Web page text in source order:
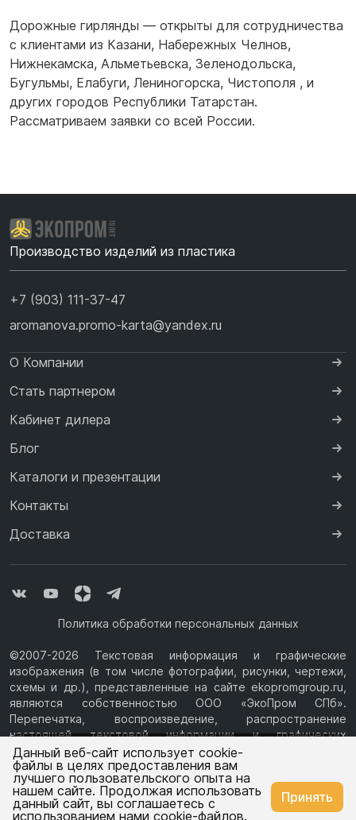
Дорожные гирлянды — открыты для сотрудничества
с клиентами из Казани, Набережных Челнов,
Нижнекамска, Альметьевска, Зеленодольска,
Бугульмы, Елабуги, Лениногорска, Чистополя , и
других городов Республики Татарстан.
Рассматриваем заявки со всей России.
Производство изделий из пластика
+7 (903) 111-37-47
aromanova.promo-karta@yandex.ru
О Компании
Стать партнером
Кабинет дилера
Блог
Каталоги и презентации
Контакты
Доставка
Политика обработки персональных данных
©2007-2026 Текстовая информация и графические
изображения (в том числе фотографии, рисунки, чертежи,
схемы и др.), представленные на сайте ekopromgroup.ru,
являются собственностью ООО «ЭкоПром СПб».
Перепечатка, воспроизведение, распространение
настоящей текстовой информации и графических
изображений с Сайта возможны только с письменного
разрешения ООО «ЭкоПром СПб» (ИНН 7814376069, ОГРН
1077847433730, Юридический адрес: 194044, г. Санкт-
Петербург, ул.Чугунная, д.14, литера М.) Информация на
сайте ekopromgroup.ru не является публичной офертой.
Ваш город — Казань
Изменить Да, всё верно
Данный веб-сайт использует cookie-
файлы в целях предоставления вам
лучшего пользовательского опыта на
нашем сайте. Продолжая использовать
данный сайт, вы соглашаетесь с
использованием нами cookie-файлов.
Принять